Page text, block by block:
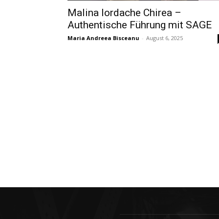
Malina Iordache Chirea –
Authentische Führung mit SAGE
Maria Andreea Bisceanu - August 6, 2025